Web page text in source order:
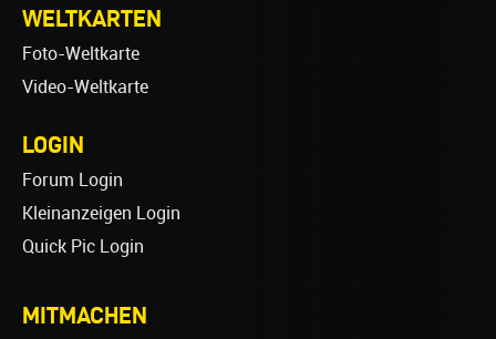
WELTKARTEN
Foto-Weltkarte
Video-Weltkarte
LOGIN
Forum Login
Kleinanzeigen Login
Quick Pic Login
MITMACHEN